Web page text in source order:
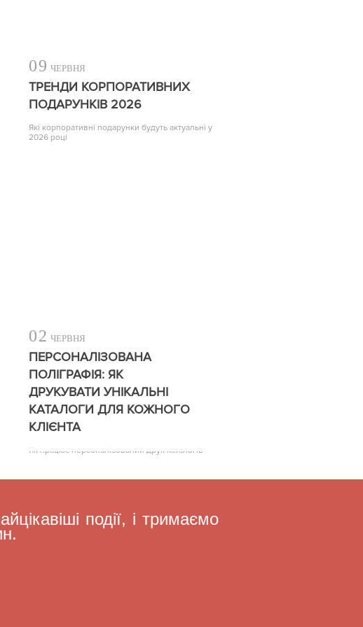
09 ЧЕРВНЯ
ТРЕНДИ КОРПОРАТИВНИХ
ПОДАРУНКІВ 2026
Які корпоративні подарунки будуть актуальні у
2026 році
02 ЧЕРВНЯ
ПЕРСОНАЛІЗОВАНА
ПОЛІГРАФІЯ: ЯК
ДРУКУВАТИ УНІКАЛЬНІ
КАТАЛОГИ ДЛЯ КОЖНОГО
КЛІЄНТА
Як працює персоналізований друк каталогів
події, і тримаємо